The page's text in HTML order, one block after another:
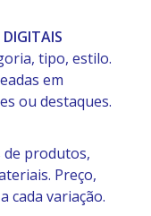
tipo, estilo.
em
ou destaques.
de produtos,
Preço,
cada variação.